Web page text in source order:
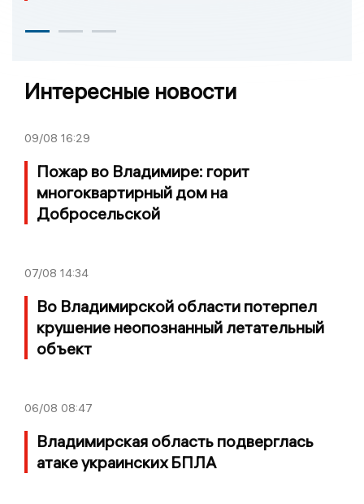
Интересные новости
09/08 16:29
Пожар во Владимире: горит
многоквартирный дом на
Добросельской
07/08 14:34
Во Владимирской области потерпел
крушение неопознанный летательный
объект
06/08 08:47
Владимирская область подверглась
атаке украинских БПЛА